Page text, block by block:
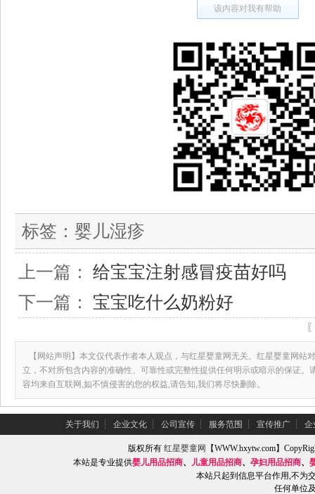
该内容对我有帮助
标签： 婴儿湿疹
上一篇： 给宝宝注射感冒疫苗好吗
下一篇： 宝宝吃什么奶粉好
【网站声明】本文仅代表作者本人观点，与红星婴童网无关。红星婴童网站
立，不对所包含内容的准确性、可靠性或完整性提供任何明示或暗示的保证。
容均来自互联网,如不慎侵害的您的权益,请告知,我们将尽快删除。
关于我们 ┆ 企业文化 ┆ 公司宣传 ┆ 服务范围 ┆ 宣传推广 ┆ 企
版权所有红星婴童网
【WWW.hxytw.com】
本站是专业提供婴儿用品招商、 儿童用品招商、 孕妇用品招商、
本站只起到信息平台作用,不为
任何单位